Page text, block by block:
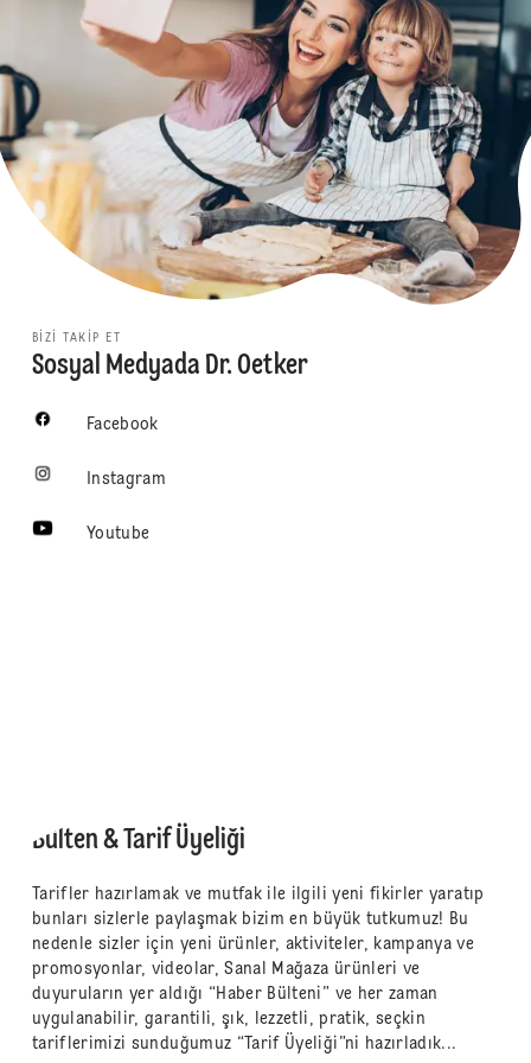
BIZI TAKIP ET
Sosyal Medyada Dr. Oetker
Facebook
Instagram
Youtube
Bülten & Tarif Üyeliği
Tarifler hazırlamak ve mutfak ile ilgili yeni fikirler yaratıp
bunları sizlerle paylaşmak bizim en büyük tutkumuz! Bu
nedenle sizler için yeni ürünler, aktiviteler, kampanya ve
promosyonlar, videolar, Sanal Mağaza ürünleri ve
duyuruların yer aldığı “Haber Bülteni” ve her zaman
uygulanabilir, garantili, şık, lezzetli, pratik, seçkin
tariflerimizi sunduğumuz “Tarif Üyeliği”ni hazırladık...